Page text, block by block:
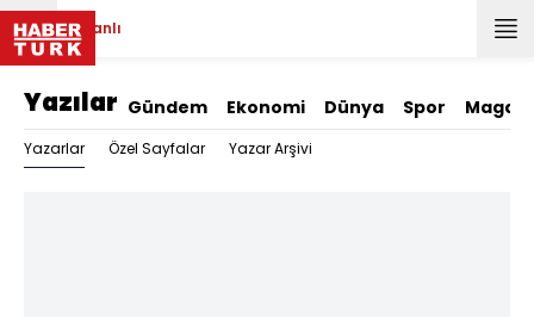
Canlı
Yazılar Gündem Ekonomi Dünya Spor
Yazarlar Özel Sayfalar Yazar Arşivi